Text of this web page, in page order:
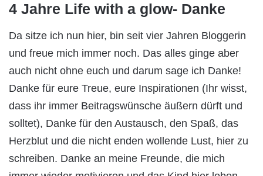
4 Jahre Life with a glow- Danke
Da sitze ich nun hier, bin seit vier Jahren Bloggerin
und freue mich immer noch. Das alles ginge aber
auch nicht ohne euch und darum sage ich Danke!
Danke für eure Treue, eure Inspirationen (Ihr wisst,
dass ihr immer Beitragswünsche äußern dürft und
solltet), Danke für den Austausch, den Spaß, das
Herzblut und die nicht enden wollende Lust, hier zu
schreiben. Danke an meine Freunde, die mich